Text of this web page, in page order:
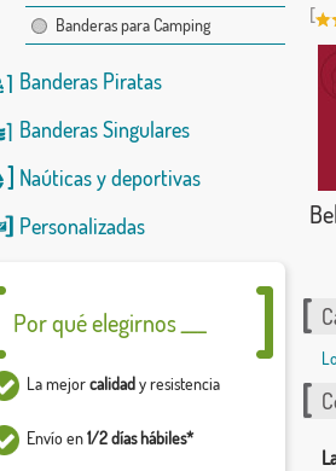
Banderas para Camping
Banderas Piratas
Banderas Singulares
Naúticasydeportivas
Personalizadas
Por qué elegirnos ___
La mejorcalidady resistencia
Envío en1/2 días hábiles*
[